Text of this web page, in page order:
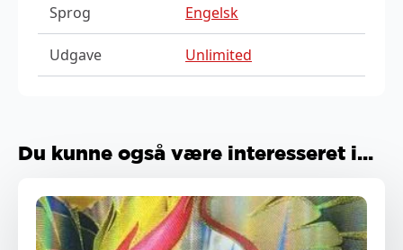
Sprog Engelsk
Udgave Unlimited
Du kunne også være interesseret i...